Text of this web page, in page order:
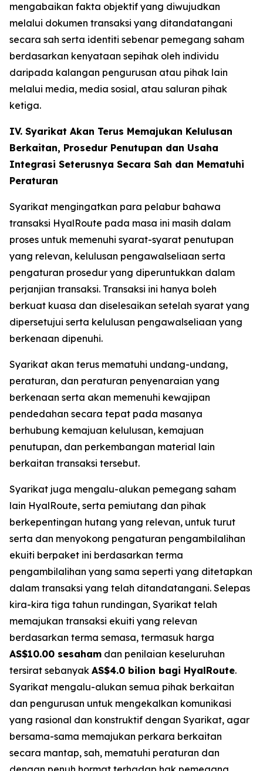
mengabaikan fakta objektif yang diwujudkan
melalui dokumen transaksi yang ditandatangani
secara sah serta identiti sebenar pemegang saham
berdasarkan kenyataan sepihak oleh individu
daripada kalangan pengurusan atau pihak lain
melalui media, media sosial, atau saluran pihak
ketiga.
IV. Syarikat Akan Terus Memajukan Kelulusan
Berkaitan, Prosedur Penutupan dan Usaha
Integrasi Seterusnya Secara Sah dan Mematuhi
Peraturan
Syarikat mengingatkan para pelabur bahawa
transaksi HyalRoute pada masa ini masih dalam
proses untuk memenuhi syarat-syarat penutupan
yang relevan, kelulusan pengawalseliaan serta
pengaturan prosedur yang diperuntukkan dalam
perjanjian transaksi. Transaksi ini hanya boleh
berkuat kuasa dan diselesaikan setelah syarat yang
dipersetujui serta kelulusan pengawalseliaan yang
berkenaan dipenuhi.
Syarikat akan terus mematuhi undang-undang,
peraturan, dan peraturan penyenaraian yang
berkenaan serta akan memenuhi kewajipan
pendedahan secara tepat pada masanya
berhubung kemajuan kelulusan, kemajuan
penutupan, dan perkembangan material lain
berkaitan transaksi tersebut.
Syarikat juga mengalu-alukan pemegang saham
lain HyalRoute, serta pemiutang dan pihak
berkepentingan hutang yang relevan, untuk turut
serta dan menyokong pengaturan pengambilalihan
ekuiti berpaket ini berdasarkan terma
pengambilalihan yang sama seperti yang ditetapkan
dalam transaksi yang telah ditandatangani. Selepas
kira-kira tiga tahun rundingan, Syarikat telah
memajukan transaksi ekuiti yang relevan
berdasarkan terma semasa, termasuk harga
AS$10.00 sesaham dan penilaian keseluruhan
tersirat sebanyak AS$4.0 bilion bagi HyalRoute.
Syarikat mengalu-alukan semua pihak berkaitan
dan pengurusan untuk mengekalkan komunikasi
yang rasional dan konstruktif dengan Syarikat, agar
bersama-sama memajukan perkara berkaitan
secara mantap, sah, mematuhi peraturan dan